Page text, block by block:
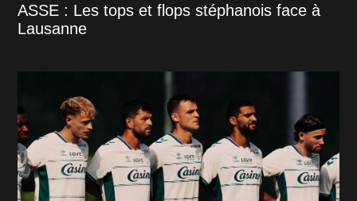
ASSE : Les tops et flops stéphanois face à
Lausanne